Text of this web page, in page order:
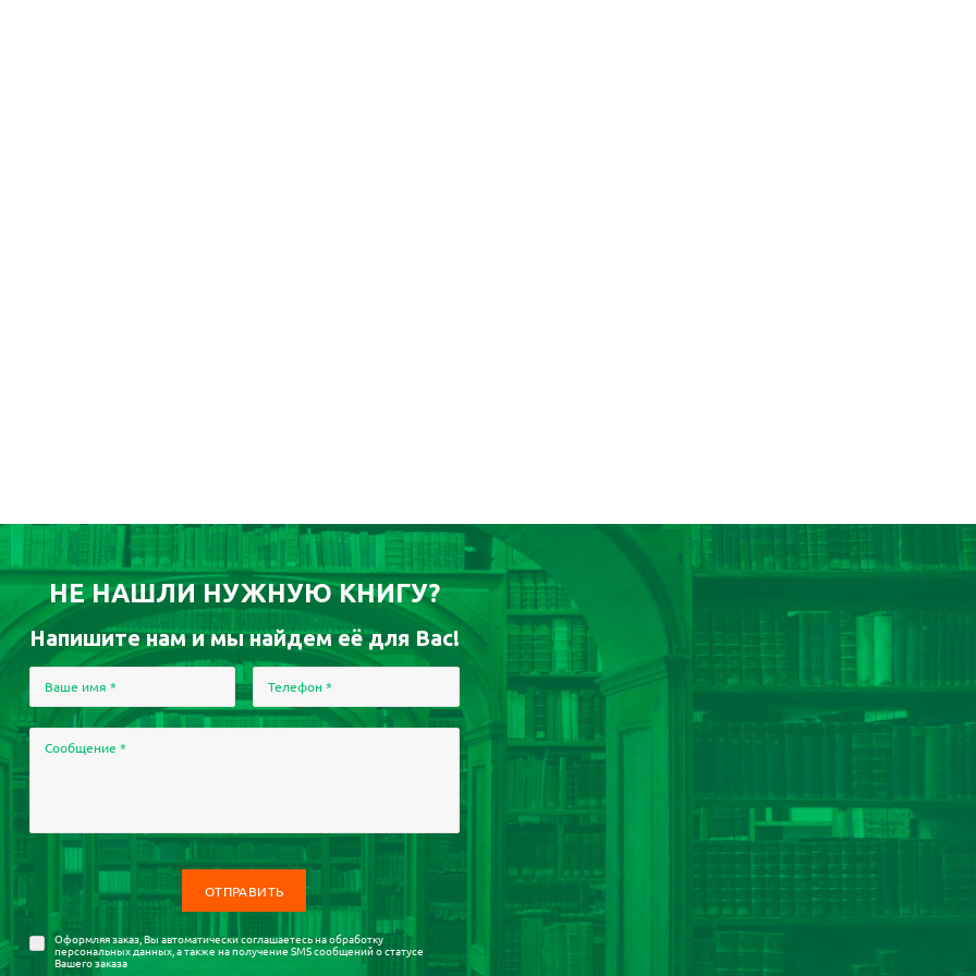
НЕ НАШЛИ НУЖНУЮ КНИГУ?
Напишите нам и мы найдем её для Вас!
Ваше имя * Телефон *
Сообщение *
Оформляя заказ, Вы автоматически соглашаетесь наобработку
персональных данных, а также на получение SMS сообщений о статусе
Вашего заказа